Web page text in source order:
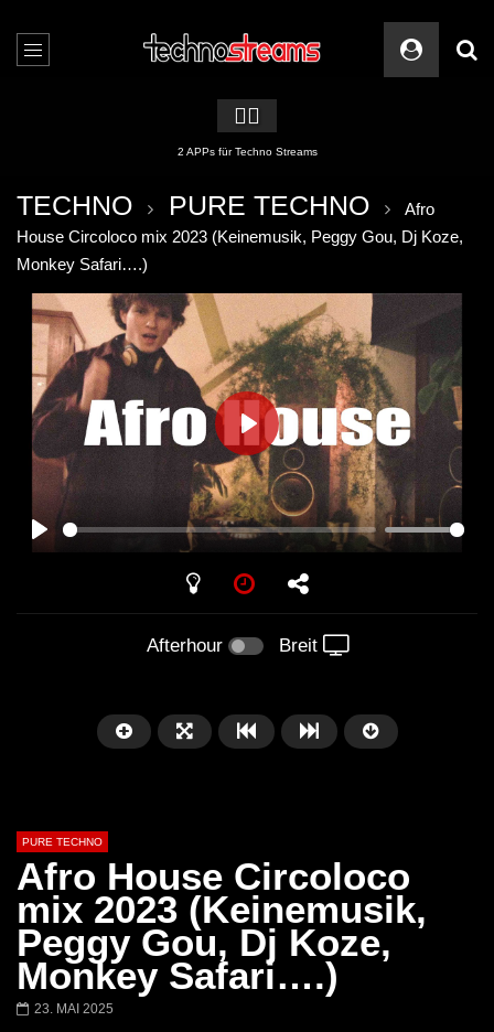
🏳️‍🌈
2 APPs für Techno Streams
TECHNO PURE TECHNO
Afro
House Circoloco mix 2023 (Keinemusik, Peggy Gou, Dj Koze,
Monkey Safari….)
PLAY
PLAY
Afterhour Breit
Später
01:31:35
Miss Djax – Cherry Moon –
Lokeren Belgium (1996)
01:53:01
Torsten Kanzler
PURE TECHNO
Afro House Circoloco
mix 2023 (Keinemusik,
Peggy Gou, Dj Koze,
Monkey Safari….)
23. MAI 2025